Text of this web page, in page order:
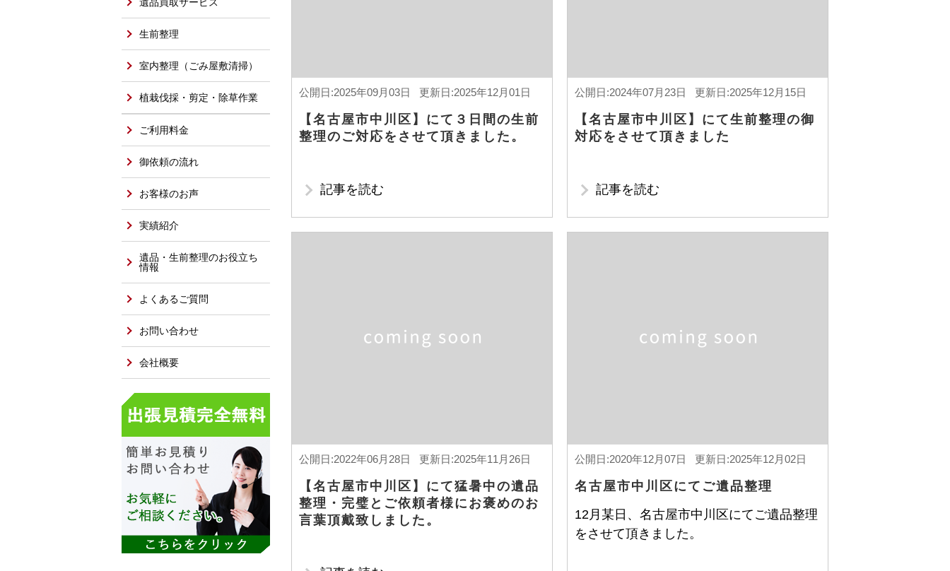
公開日:2025年09月03日 更新日:2025年12月01日
【名古屋市中川区】にて３日間の生前
整理のご対応をさせて頂きました。
記事を読む
公開日:2024年07月23日 更新日:2025年12月15日
【名古屋市中川区】にて生前整理の御
対応をさせて頂きました
記事を読む
公開日:2022年06月28日 更新日:2025年11月26日
【名古屋市中川区】にて猛暑中の遺品
整理・完璧とご依頼者様にお褒めのお
言葉頂戴致しました。
公開日:2020年12月07日 更新日:2025年12月02日
名古屋市中川区にてご遺品整理
12月某日、名古屋市中川区にてご遺品整理
をさせて頂きました。
生前整理
室内整理（ごみ屋敷清掃）
植栽伐採・剪定・除草作業
ご利用料金
御依頼の流れ
お客様のお声
実績紹介
遺品・生前整理のお役立ち
情報
よくあるご質問
お問い合わせ
会社概要